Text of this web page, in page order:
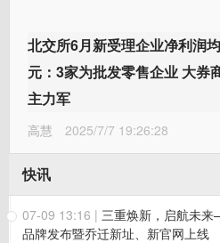
北交所6月新受理企业净利润
元：3家为批发零售企业 大券
主力军
高慧 2025/7/7 19:26:28
快讯
07-09 13:16 | 三重焕新，启航未
品牌发布暨乔迁新址、新官网上线